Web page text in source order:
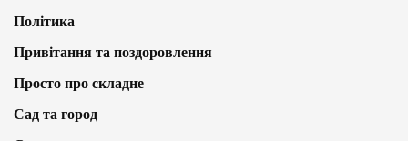
Політика
Привітання та поздоровлення
Просто про складне
Сад та город